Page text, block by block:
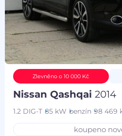
Zlevněno o 10 000 Kč
Nissan Qashqai2014
1.2 DIG-T 85 kW benzín 98 469
koupeno